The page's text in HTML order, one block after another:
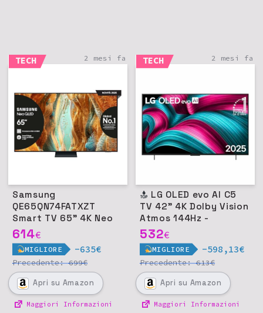
TECH 2 mesi fa
Samsung
QE65QN74FATXZT
Smart TV 65" 4K Neo
QLED
614€
MIGLIORE -635€
Precedente:699€
Apri su Amazon
Maggiori Informazioni
TECH 2 mesi fa
TV 42" 4K Dolby Vision
Atmos 144Hz -
OLED42C54LA
532€
MIGLIORE -598,13€
Precedente:613€
Apri su Amazon
Maggiori Informazioni